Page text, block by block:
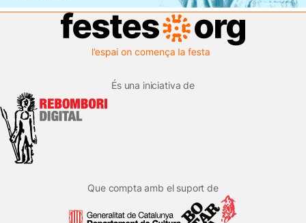
És una iniciativa de
Que compta amb el suport de